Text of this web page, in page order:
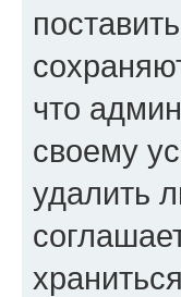
что
своему
удалить